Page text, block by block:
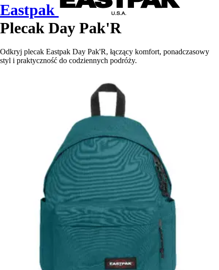
Eastpak
Plecak Day Pak'R
Odkryj plecak Eastpak Day Pak'R, łączący komfort, ponadczasowy
styl i praktyczność do codziennych podróży.